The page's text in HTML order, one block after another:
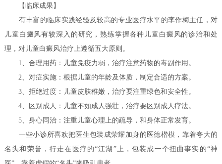
【临床成果】
有丰富的临床实践经验及较高的专业医疗水平的李作梅主任，对
儿童白癜风有较深入的研究，熟练掌握各种儿童白癜风的诊治和处
理，对儿童白癜风治疗上遵循五大原则。
1、合理用药：儿童免疫力弱，治疗注意药物的毒副作用。
2、对症实施：根据儿童的年龄及体质，制定合适的方案。
3、拒绝过度：儿童皮肤稚嫩，治疗要注重绿色和安全性。
4、区别成人：儿童不如成人强壮，治疗要区别成人疗法。
5、身心同治：注重儿童心理上的疏导，和身体正常发育。
一些小诊所喜欢把医生包装成荣耀加身的医德楷模，靠着夸大的
名头和荣誉，行走在医疗的“江湖”上，包装成一个扭曲事实的“神